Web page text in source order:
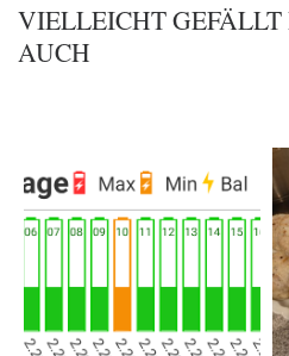
VIELLEICHT GEFÄLLT
AUCH